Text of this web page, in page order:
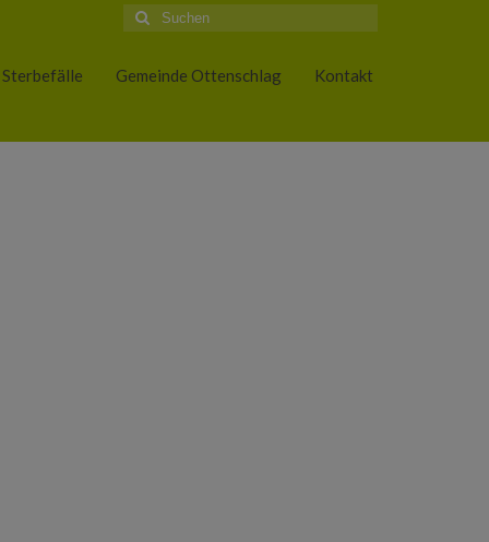
Suche
nach:
Sterbefälle Gemeinde Ottenschlag Kontakt